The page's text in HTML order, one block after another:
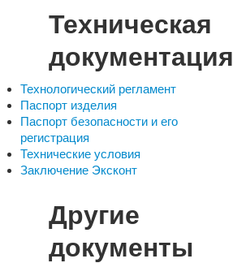
Техническая
документация
Технологический регламент
Паспорт изделия
Паспорт безопасности и его
регистрация
Технические условия
Заключение Эксконт
Другие
документы